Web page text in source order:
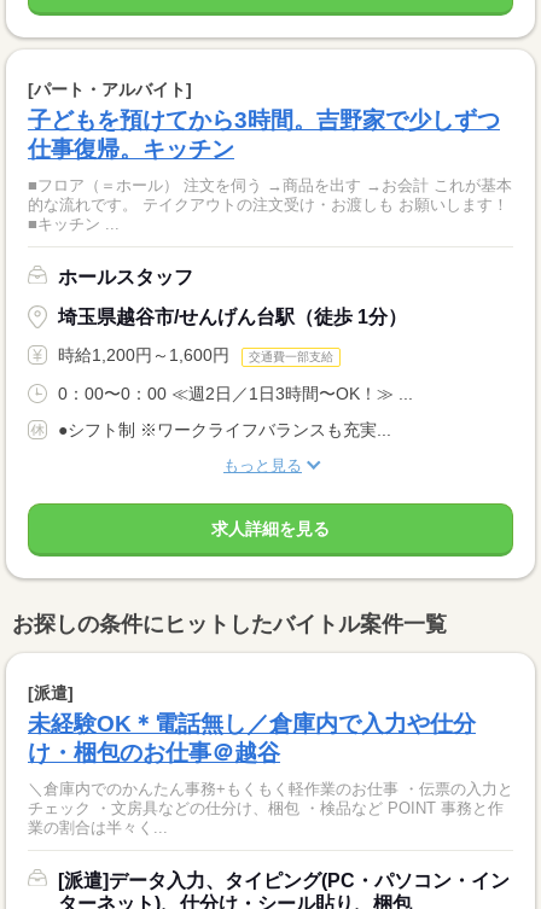
[パート・アルバイト]
子どもを預けてから3時間。吉野家で少しずつ
仕事復帰。キッチン
■フロア（＝ホール） 注文を伺う →商品を出す →お会計 これが基本
的な流れです。 テイクアウトの注文受け・お渡しも お願いします！
■キッチン ...
ホールスタッフ
埼玉県越谷市/せんげん台駅（徒歩 1分）
時給1,200円～1,600円 交通費一部支給
0：00〜0：00 ≪週2日／1日3時間〜OK！≫ ...
●シフト制 ※ワークライフバランスも充実...
もっと見る
求人詳細を見る
お探しの条件にヒットしたバイトル案件一覧
[派遣]
未経験OK＊電話無し／倉庫内で入力や仕分
け・梱包のお仕事＠越谷
＼倉庫内でのかんたん事務+もくもく軽作業のお仕事 ・伝票の入力と
チェック ・文房具などの仕分け、梱包 ・検品など POINT 事務と作
業の割合は半々く...
[派遣]データ入力、タイピング(PC・パソコン・イン
ターネット)、仕分け・シール貼り、梱包